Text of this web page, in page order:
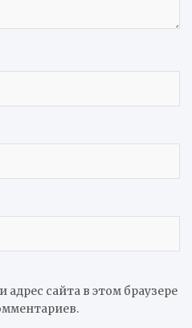
сайта в этом браузере